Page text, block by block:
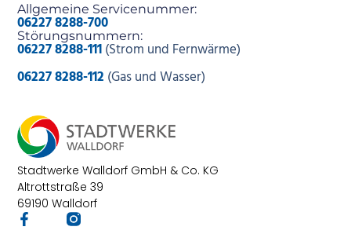
Stadtwerke Walldorf GmbH & Co. KG
Altrottstraße 39
69190 Walldorf
Allgemeine Servicenummer:
06227 8288-700
Störungsnummern:
06227 8288-111(Strom und Fernwärme)
06227 8288-112 (Gas und Wasser)